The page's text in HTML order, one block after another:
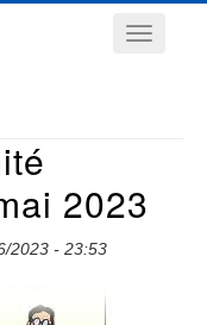
2023
2023 - 23:53